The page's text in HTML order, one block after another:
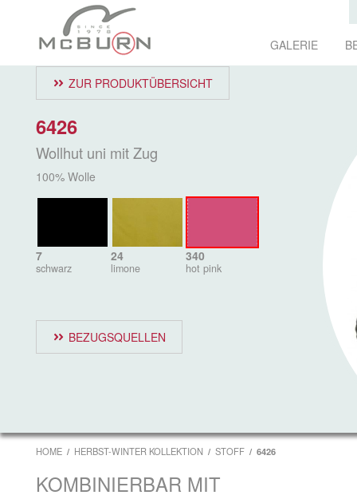
GALERIE
ZUR PRODUKTÜBERSICHT
6426
Wollhut uni mit Zug
100% Wolle
7
schwarz
24
limone
340
hot pink
BEZUGSQUELLEN
HOME HERBST-WINTER KOLLEKTION STOFF 6426
KOMBINIERBAR MIT